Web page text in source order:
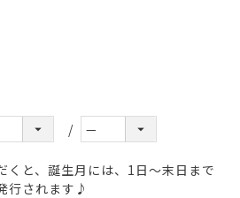
くと、誕生月には、1日～末日まで
行されます♪